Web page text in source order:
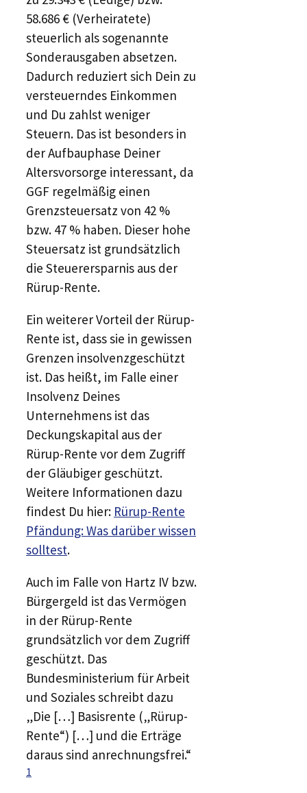
58.686 € (Verheiratete)
steuerlich als sogenannte
Sonderausgaben absetzen.
Dadurch reduziert sich Dein zu
versteuerndes Einkommen
und Du zahlst weniger
Steuern. Das ist besonders in
der Aufbauphase Deiner
Altersvorsorge interessant, da
GGF regelmäßig einen
Grenzsteuersatz von 42 %
bzw. 47 % haben. Dieser hohe
Steuersatz ist grundsätzlich
die Steuerersparnis aus der
Rürup-Rente.
Ein weiterer Vorteil der Rürup-
Rente ist, dass sie in gewissen
Grenzen insolvenzgeschützt
ist. Das heißt, im Falle einer
Insolvenz Deines
Unternehmens ist das
Deckungskapital aus der
Rürup-Rente vor dem Zugriff
der Gläubiger geschützt.
Weitere Informationen dazu
findest Du hier: Rürup-Rente
Pfändung: Was darüber wissen
solltest.
Auch im Falle von Hartz IV bzw.
Bürgergeld ist das Vermögen
in der Rürup-Rente
grundsätzlich vor dem Zugriff
geschützt. Das
Bundesministerium für Arbeit
und Soziales schreibt dazu
„Die […] Basisrente („Rürup-
Rente“) […] und die Erträge
daraus sind anrechnungsfrei.“
1